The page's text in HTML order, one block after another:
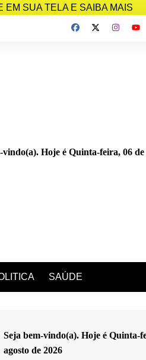
SUA TELA E SAIBA MAIS
vindo(a). Hoje é Quinta-feira, 06 de
SAÚDE
Seja bem-vindo(a). Hoje é Quinta-
agosto de 2026